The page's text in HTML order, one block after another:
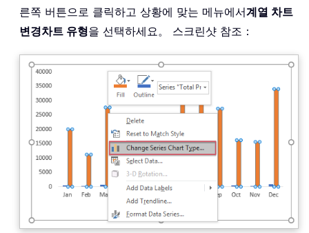
른쪽 버튼으로 클릭하고 상황에 맞는 메뉴에서계열 차트
변경차트 유형을 선택하세요。 스크린샷 참조：